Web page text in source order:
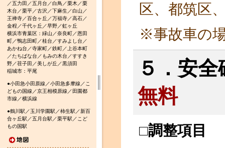
区、都筑区
※事故車の
５．安
無料
□調整項目
／五力田／五月台／白鳥／栗木／栗
木台／栗平／古沢／下麻生／白山／
王禅寺／百合ヶ丘／万福寺／高石／
金程／千代ヶ丘／早野／虹ヶ丘
横浜市青葉区：緑山／奈良町／恩田
町／鴨志田町／桂台／すみよし台／
あかね台／寺家町／鉄町／上谷本町
／たちばな台／もみの木台／すすき
野／荏子田／美しが丘／黒須田
稲城市：平尾
●小田急小田原線／小田急多摩線／こ
どもの国線／京王相模原線／田園都
市線／横浜線
●鶴川駅／玉川学園駅／柿生駅／新百
合ヶ丘駅／五月台駅／栗平駅／こど
もの国駅